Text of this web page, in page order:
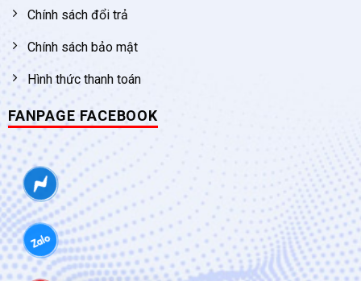
Chính sách đổi trả
Chính sách bảo mật
Hình thức thanh toán
FANPAGE FACEBOOK